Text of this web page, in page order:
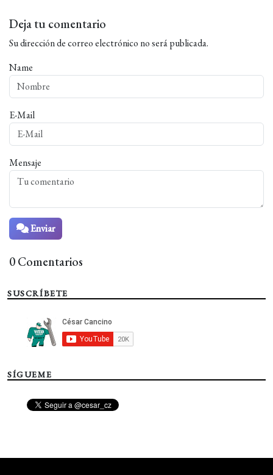
Deja tu comentario
Su dirección de correo electrónico no será publicada.
Name
E-Mail
Mensaje
Enviar
0 Comentarios
SUSCRÍBETE
SÍGUEME